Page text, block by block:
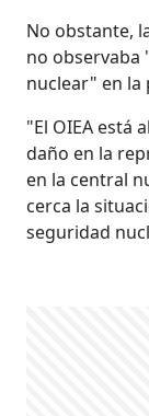
No obstante,
no observaba
nuclear" en la
"El OIEA está
daño en la
en la central
cerca la
seguridad